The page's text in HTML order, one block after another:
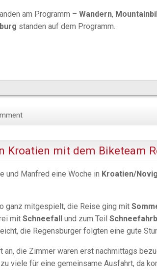
am Programm – Wandern,
standen auf dem Programm.
Kroatien mit dem Biketeam
und Manfred eine Woche in Kroatien/
ganz mitgespielt, die Reise ging mit
mit Schneefall und zum Teil
die Regensburger folgten eine gute
die Zimmer waren erst nachmittags
viele für eine gemeinsame Ausfahrt, da